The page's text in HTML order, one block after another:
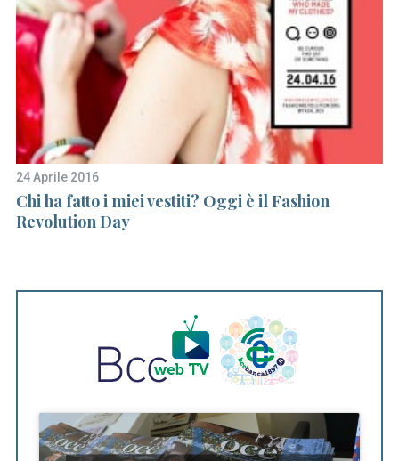
24 Aprile 2016
Chi ha fatto i miei vestiti? Oggi è il Fashion
Revolution Day